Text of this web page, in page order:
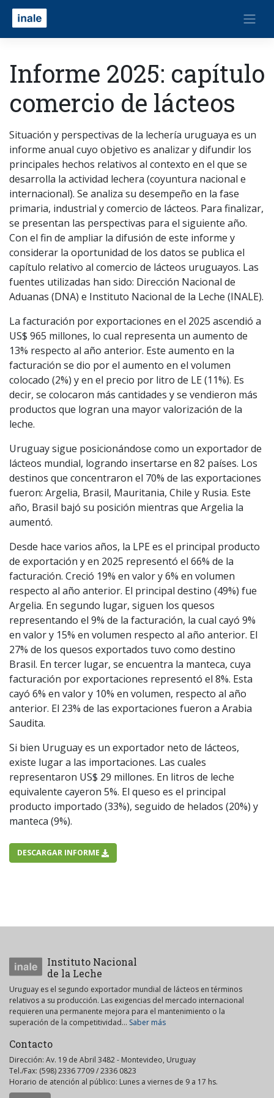
Informe 2025: capítulo
comercio de lácteos
Situación y perspectivas de la lechería uruguaya es un
informe anual cuyo objetivo es analizar y difundir los
principales hechos relativos al contexto en el que se
desarrolla la actividad lechera (coyuntura nacional e
internacional). Se analiza su desempeño en la fase
primaria, industrial y comercio de lácteos. Para finalizar,
se presentan las perspectivas para el siguiente año.
Con el fin de ampliar la difusión de este informe y
considerar la oportunidad de los datos se publica el
capítulo relativo al comercio de lácteos uruguayos. Las
fuentes utilizadas han sido: Dirección Nacional de
Aduanas (DNA) e Instituto Nacional de la Leche (INALE).
La facturación por exportaciones en el 2025 ascendió a
US$ 965 millones, lo cual representa un aumento de
13% respecto al año anterior. Este aumento en la
facturación se dio por el aumento en el volumen
colocado (2%) y en el precio por litro de LE (11%). Es
decir, se colocaron más cantidades y se vendieron más
productos que logran una mayor valorización de la
leche.
Uruguay sigue posicionándose como un exportador de
lácteos mundial, logrando insertarse en 82 países. Los
destinos que concentraron el 70% de las exportaciones
fueron: Argelia, Brasil, Mauritania, Chile y Rusia. Este
año, Brasil bajó su posición mientras que Argelia la
aumentó.
Desde hace varios años, la LPE es el principal producto
de exportación y en 2025 representó el 66% de la
facturación. Creció 19% en valor y 6% en volumen
respecto al año anterior. El principal destino (49%) fue
Argelia. En segundo lugar, siguen los quesos
representando el 9% de la facturación, la cual cayó 9%
en valor y 15% en volumen respecto al año anterior. El
27% de los quesos exportados tuvo como destino
Brasil. En tercer lugar, se encuentra la manteca, cuya
facturación por exportaciones representó el 8%. Esta
cayó 6% en valor y 10% en volumen, respecto al año
anterior. El 23% de las exportaciones fueron a Arabia
Saudita.
Si bien Uruguay es un exportador neto de lácteos,
existe lugar a las importaciones. Las cuales
representaron US$ 29 millones. En litros de leche
equivalente cayeron 5%. El queso es el principal
producto importado (33%), seguido de helados (20%) y
manteca (9%).
DESCARGAR INFORME
Instituto Nacional
de la Leche
Uruguay es el segundo exportador mundial de lácteos en términos
relativos a su producción. Las exigencias del mercado internacional
requieren una permanente mejora para el mantenimiento o la
superación de la competitividad... Saber más
Contacto
Dirección: Av. 19 de Abril 3482 - Montevideo, Uruguay
Tel./Fax: (598) 2336 7709 / 2336 0823
Horario de atención al público: Lunes a viernes de 9 a 17 hs.